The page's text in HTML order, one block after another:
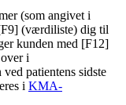
(som angivet i
(værdiliste) dig til
kunden med [F12]
i
patientens sidste
i KMA-